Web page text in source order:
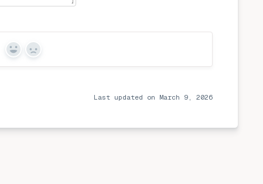
Yes No
Last updated on March 9, 2026